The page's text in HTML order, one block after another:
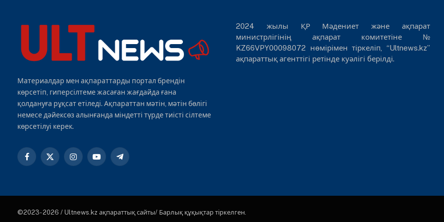
Материалдар мен ақпараттарды портал брендін
көрсетіп, гиперсілтеме жасаған жағдайда ғана
қолдануға рұқсат етіледі. Ақпараттан мәтін, мәтін бөлігі
немесе дәйексөз алынғанда міндетті түрде тиісті сілтеме
көрсетілуі керек.
Facebook
X
InstagramYouTubeTelegram
2024 жылы ҚР Мәдениет және ақпарат
министрлігінің ақпарат комитетіне №
KZ66VPY00098072 нөмірімен тіркеліп, “Ultnews.kz”
ақпараттық агенттігі ретінде куәлігі берілді.
©2023- 2026 / Ultnews.kz ақпараттық сайты/ Барлық құқықтар тіркелген.